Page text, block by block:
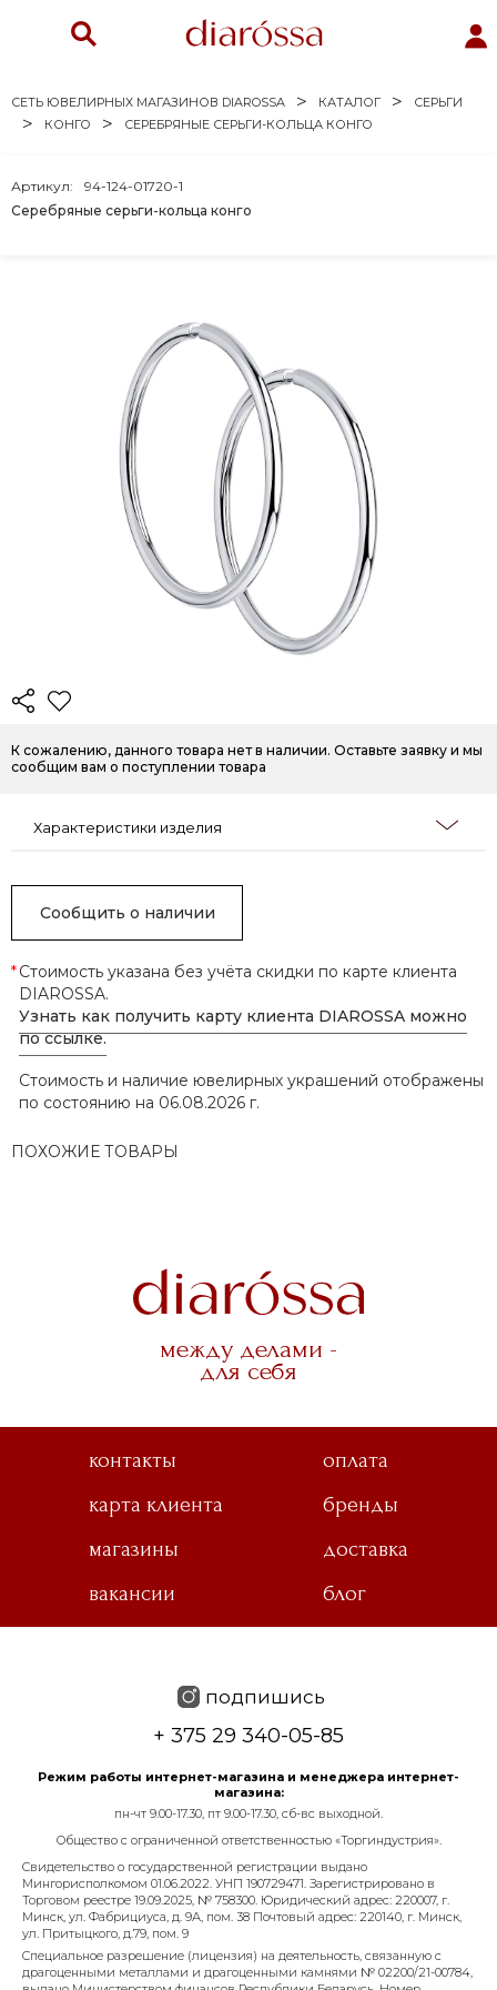
СЕТЬ ЮВЕЛИРНЫХ МАГАЗИНОВ DIAROSSA КАТАЛОГ
СЕРЬГИ
КОНГО
СЕРЕБРЯНЫЕ СЕРЬГИ-КОЛЬЦА КОНГО
Серебряные серьги-кольца конго
Артикул: 94-124-01720-1
К сожалению, данного товара нет в наличии. Оставьте заявку и мы
сообщим вам о поступлении товара
Характеристики изделия
Сообщить о наличии
*Стоимость указана без учёта скидки по карте клиента
DIAROSSA.
Узнать как получить карту клиента DIAROSSA можно
по ссылке.
Стоимость и наличие ювелирных украшений отображены
по состоянию на 06.08.2026 г.
ПОХОЖИЕ ТОВАРЫ
между делами -
для себя
контакты
оплата
карта клиента
бренды
магазины
доставка
вакансии
блог
подпишись
+ 375 29 340-05-85
Режим работы интернет-магазина и менеджера интернет-
магазина:
пн-чт 9.00-17.30, пт 9.00-17.30, сб-вс выходной.
Общество с ограниченной ответственностью «Торгиндустрия».
Свидетельство о государственной регистрации выдано
Мингорисполкомом 01.06.2022. УНП 190729471. Зарегистрировано в
Торговом реестре 19.09.2025, № 758300. Юридический адрес: 220007, г.
Минск, ул. Фабрициуса, д. 9А, пом. 38 Почтовый адрес: 220140, г. Минск,
ул. Притыцкого, д.79, пом. 9
Специальное разрешение (лицензия) на деятельность, связанную с
драгоценными металлами и драгоценными камнями № 02200/21-00784,